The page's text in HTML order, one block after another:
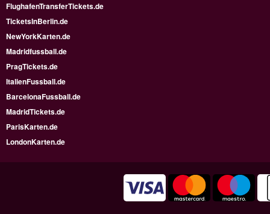
FlughafenTransferTickets.de
TicketsInBerlin.de
NewYorkKarten.de
Madridfussball.de
PragTickets.de
ItalienFussball.de
BarcelonaFussball.de
MadridTickets.de
ParisKarten.de
LondonKarten.de